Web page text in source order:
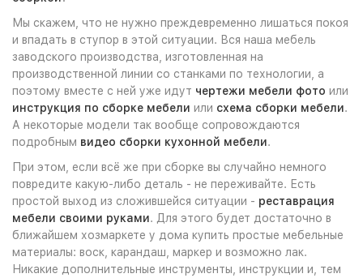
Мы скажем, что не нужно преждевременно лишаться покоя
и впадать в ступор в этой ситуации. Вся наша мебель
заводского производства, изготовленная на
производственной линии со станками по технологии, а
поэтому вместе с ней уже идут чертежи мебели фото или
инструкция по сборке мебели или схема сборки мебели.
А некоторые модели так вообще сопровождаются
подробным видео сборки кухонной мебели.
При этом, если всё же при сборке вы случайно немного
повредите какую-либо деталь - не переживайте. Есть
простой выход из сложившейся ситуации - реставрация
мебели своими руками. Для этого будет достаточно в
ближайшем хозмаркете у дома купить простые мебельные
материалы: воск, карандаш, маркер и возможно лак.
Никакие дополнительные инструменты, инструкции и, тем